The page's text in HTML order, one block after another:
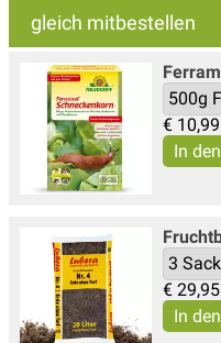
gleich mitbestellen
€ 10,99
€ 29,95